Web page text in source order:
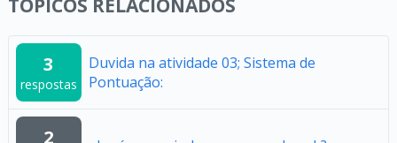
TÓPICOS RELACIONADOS
3
respostas
Duvida na atividade 03; Sistema de
Pontuação:
2